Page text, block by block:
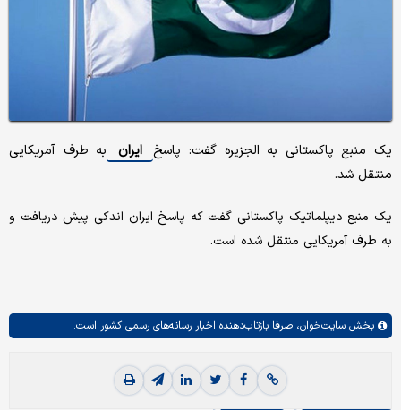
یک منبع پاکستانی به الجزیره گفت: پاسخ ایران
به طرف آمریکایی
منتقل شد.
یک منبع دیپلماتیک پاکستانی گفت که پاسخ ایران اندکی پیش دریافت و
به طرف آمریکایی منتقل شده است.
بخش سایت‌خوان، صرفا بازتاب‌دهنده اخبار رسانه‌های رسمی کشور است.